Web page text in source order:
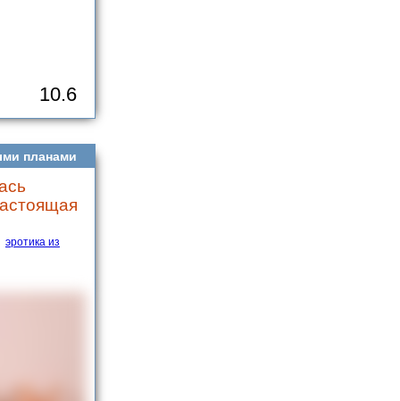
10.6
планами
эротика из